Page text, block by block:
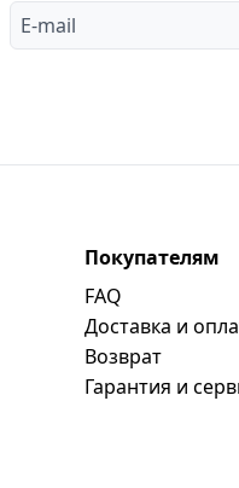
Покупателям
FAQ
Доставка и
Возврат
Гарантия и